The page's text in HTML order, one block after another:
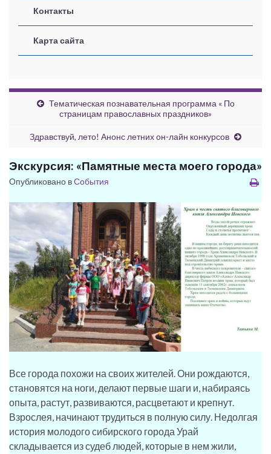
Контакты
Карта сайта
Тематическая познавательная программа « По
страницам православных праздников»
Здравствуй, лето! Анонс летних он-лайн конкурсов
Экскурсия: «Памятные места моего города»
Опубликовано вСобытия
Все города похожи на своих жителей. Они рождаются,
становятся на ноги, делают первые шаги и, набираясь
опыта, растут, развиваются, расцветают и крепнут.
Взрослея, начинают трудиться в полную силу. Недолгая
история молодого сибирского города Урай
складывается из судеб людей, которые в нем жили,